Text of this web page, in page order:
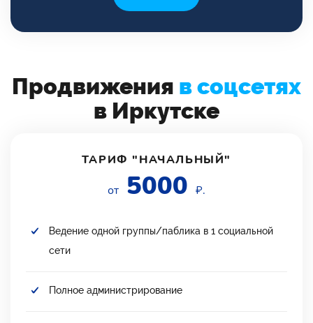
Продвижения в соцсетях
в Иркутске
ТАРИФ "НАЧАЛЬНЫЙ"
от 5000 ₽.
Ведение одной группы/паблика в 1 социальной
сети
Полное администрирование